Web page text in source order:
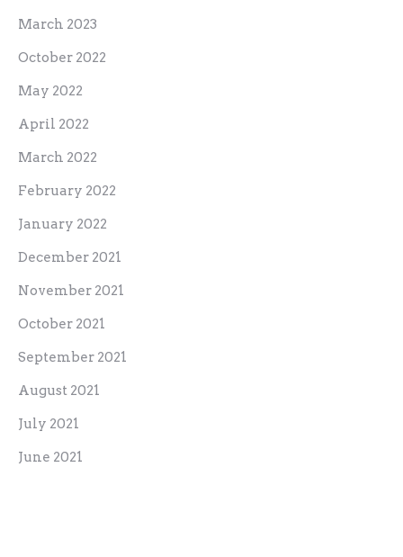
March 2023
October 2022
May 2022
April 2022
March 2022
February 2022
January 2022
December 2021
November 2021
October 2021
September 2021
August 2021
July 2021
June 2021